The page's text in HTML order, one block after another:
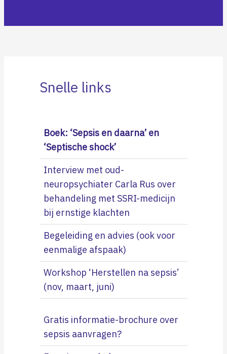
Snelle links
Boek: ‘Sepsis en daarna’ en
‘Septische shock’
Interview met oud-
neuropsychiater Carla Rus over
behandeling met SSRI-medicijn
bij ernstige klachten
Begeleiding en advies (ook voor
eenmalige afspaak)
Workshop ‘Herstellen na sepsis’
(nov, maart, juni)
Gratis informatie-brochure over
sepsis aanvragen?